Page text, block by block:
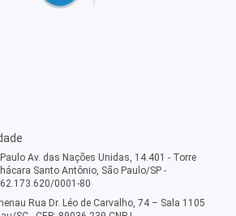
Av. das Nações Unidas, 14.401 - Torre
Santo Antônio, São Paulo/SP -
62.173.620/0001-80
Rua Dr. Léo de Carvalho, 74 – Sala 1105